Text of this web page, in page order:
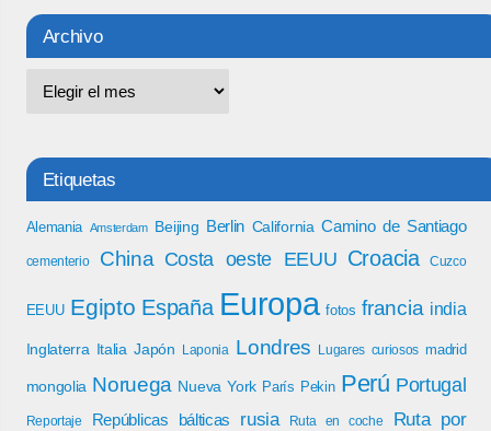
Archivo
Etiquetas
Alemania Amsterdam Beijing Berlin California Camino de Santiago
cementerio China Costa oeste EEUU Croacia Cuzco
EEUU Egipto España Europa fotos francia india
Inglaterra Italia Japón Laponia Londres Lugares curiosos madrid
mongolia Noruega Nueva York París Pekin Perú Portugal
Reportaje Repúblicas bálticas rusia Ruta en coche
Ruta por